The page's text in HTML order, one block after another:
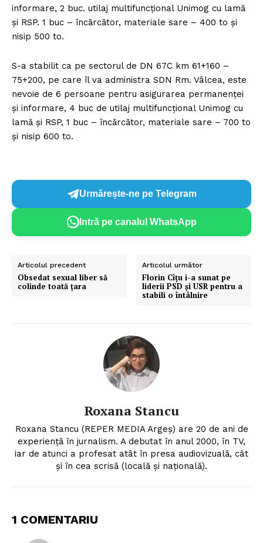
informare, 2 buc. utilaj multifuncțional Unimog cu lamă
și RSP. 1 buc – încărcător, materiale sare – 400 to și
nisip 500 to.
S-a stabilit ca pe sectorul de DN 67C km 61+160 –
75+200, pe care îl va administra SDN Rm. Vâlcea, este
nevoie de 6 persoane pentru asigurarea permanenței
și informare, 4 buc de utilaj multifuncțional Unimog cu
lamă și RSP, 1 buc – încărcător, materiale sare – 700 to
și nisip 600 to.
Urmărește-ne pe Telegram
Intră pe canalul WhatsApp
Articolul precedent
Obsedat sexual liber să
colinde toată ţara
Articolul următor
Florin Cîțu i-a sunat pe
liderii PSD și USR pentru a
stabili o întâlnire
Roxana Stancu
Roxana Stancu (REPER MEDIA Argeş) are 20 de ani de
experiență în jurnalism. A debutat în anul 2000, în TV,
iar de atunci a profesat atât în presa audiovizuală, cât
și în cea scrisă (locală și națională).
1 COMENTARIU